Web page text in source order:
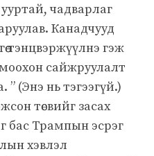
чадварлаг
Канадчууд
тэнцвэржүүлнэ гэж
сайжруулалт
(Энэ нь тэгээгүй.)
төсвийг засах
бас Трампын эсрэг
хэвлэл